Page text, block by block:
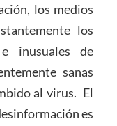
los medios
los
inusuales de
sanas
al virus. El
es